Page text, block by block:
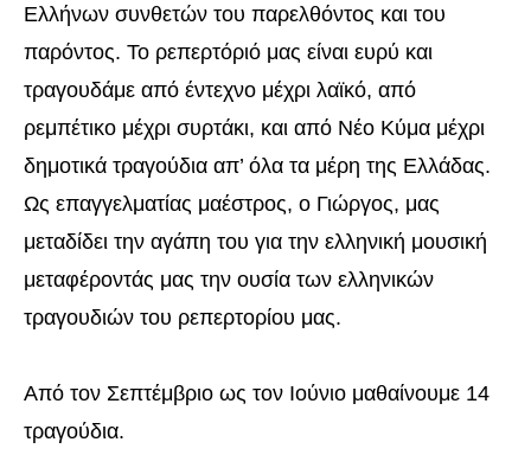
Ελλήνων συνθετών του παρελθόντος και του
παρόντος. Το ρεπερτόριό μας είναι ευρύ και
τραγουδάμε από έντεχνο μέχρι λαϊκό, από
ρεμπέτικο μέχρι συρτάκι, και από Νέο Κύμα μέχρι
δημοτικά τραγούδια απ’ όλα τα μέρη της Ελλάδας.
Ως επαγγελματίας μαέστρος, ο Γιώργος, μας
μεταδίδει την αγάπη του για την ελληνική μουσική
μεταφέροντάς μας την ουσία των ελληνικών
τραγουδιών του ρεπερτορίου μας.
Από τον Σεπτέμβριο ως τον Ιούνιο μαθαίνουμε 14
τραγούδια.